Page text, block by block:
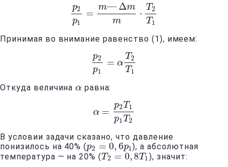
p2
p1
=
m—Δm
m
⋅
T2
T1
p2 p1 =m—Δmm⋅T 2 T1
Принимая во внимание равенство (1), имеем:
p2
p1
= α
T2
T1
p2p 1=αT2T1
Откуда величинаα
α равна:
α =
p2T1
p1T2
α= p2 T1p1T
В условии задачи сказано, что давление
понизилось на 40% (p2 = 0, 6p1
p2 =0, 6p1
), а абсолютная
температура — на 20% (T2 = 0,8T1
T2 =0, 8T 1 ), значит: